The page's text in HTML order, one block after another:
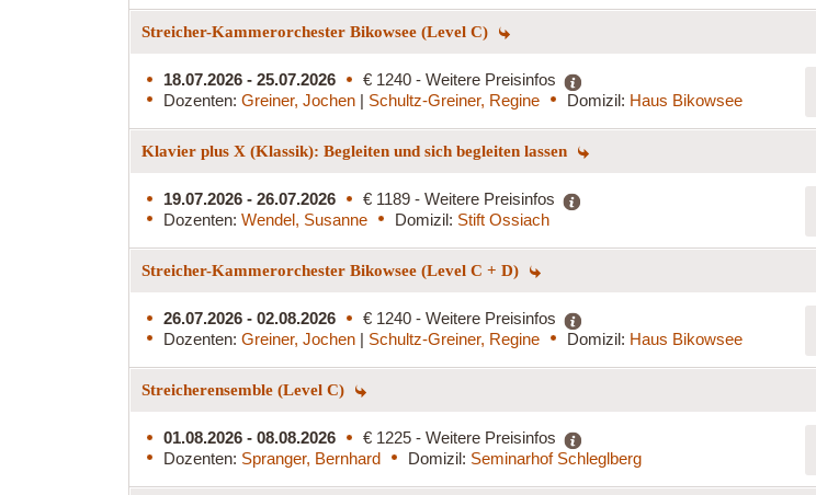
Streicher-Kammerorchester Bikowsee (Level C)
18.07.2026 - 25.07.2026
€ 1240 - Weitere Preisinfos
Dozenten: Greiner, Jochen | Schultz-Greiner, Regine Domizil: Haus Bikowsee
Klavier plus X (Klassik): Begleiten und sich begleiten lassen
19.07.2026 - 26.07.2026
€ 1189 - Weitere Preisinfos
Dozenten: Wendel, Susanne Domizil: Stift Ossiach
Streicher-Kammerorchester Bikowsee (Level C + D)
26.07.2026 - 02.08.2026
€ 1240 - Weitere Preisinfos
Dozenten: Greiner, Jochen | Schultz-Greiner, Regine Domizil: Haus Bikowsee
Streicherensemble (Level C)
01.08.2026 - 08.08.2026
€ 1225 - Weitere Preisinfos
Dozenten: Spranger, Bernhard Domizil: Seminarhof Schleglberg